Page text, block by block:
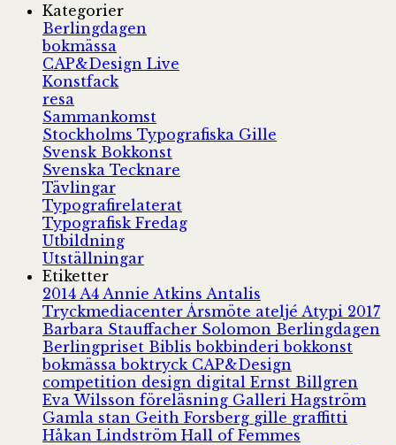
Kategorier
Berlingdagen
bokmässa
CAP&Design Live
Konstfack
resa
Sammankomst
Stockholms Typografiska Gille
Svensk Bokkonst
Svenska Tecknare
Tävlingar
Typografirelaterat
Typografisk Fredag
Utbildning
Utställningar
Etiketter
2014 A4 Annie Atkins Antalis
Tryckmediacenter Årsmöte ateljé Atypi 2017
Barbara Stauffacher Solomon Berlingdagen
Berlingpriset Biblisbokbinderibokkonst
bokmässaboktryck CAP&Design
competition design digital Ernst Billgren
Eva Wilsson föreläsning Galleri Hagström
Gamla stan Geith Forsberg gille graffitti
Håkan Lindström Hall of Femmes